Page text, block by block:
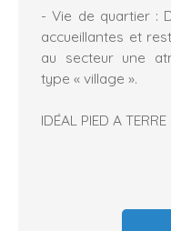
- Vie de quartier :
accueillantes et
au secteur une
type « village ».
IDÉAL PIED A